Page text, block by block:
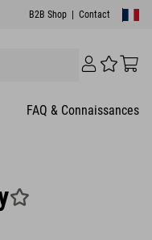
B2B Shop Contact
FAQ & Connaissances